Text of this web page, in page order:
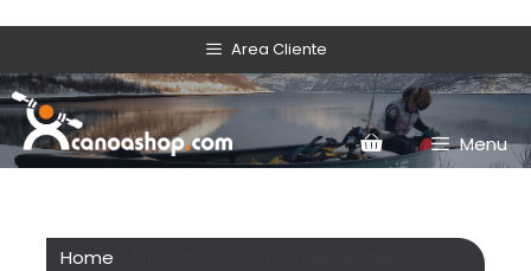
Area Cliente
Menu
Home